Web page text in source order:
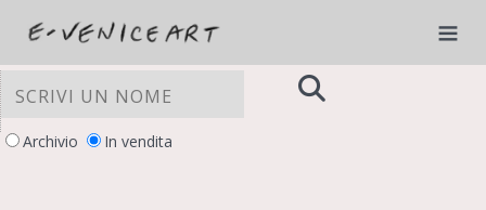
Archivio In vendita